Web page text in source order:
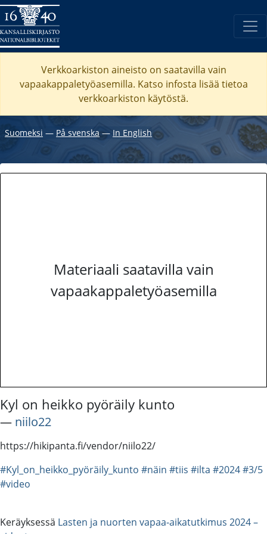
Verkkoarkiston aineisto on saatavilla vain
vapaakappaletyöasemilla. Katso infosta lisää tietoa
verkkoarkiston käytöstä.
Suomeksi ― På svenska― In English
Materiaali saatavilla vain
vapaakappaletyöasemilla
Kyl on heikko pyöräily kunto
― niilo22
https://hikipanta.fi/vendor/niilo22/
#Kyl_on_heikko_pyöräily_kunto #näin #tiis #ilta #2024#3/5
#video
Keräyksessä Lasten ja nuorten vapaa-aikatutkimus 2024 –